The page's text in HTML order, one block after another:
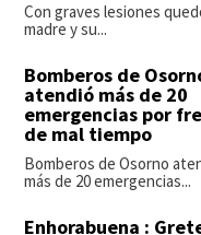
Con graves lesiones
madre y su...
Bomberos de
atendió más de 20
emergencias por
de mal tiempo
Bomberos de Osorno
más de 20 emergencias...
Enhorabuena :